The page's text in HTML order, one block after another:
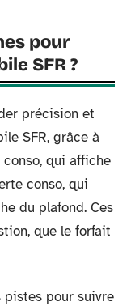
pour
SFR ?
précision et
SFR, grâce à
qui affiche
conso, qui
du plafond. Ces
que le forfait
pistes pour suivre